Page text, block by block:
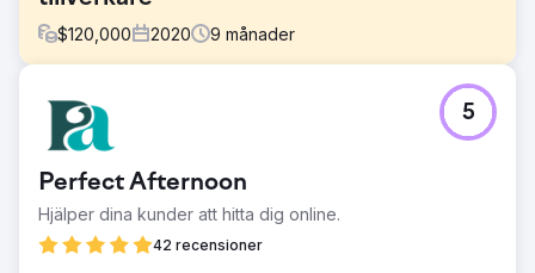
$120,000 2020 9 månader
I början av 2020 kämpade en ikonisk tillverkare av
sportartiklar för att växa sin onlineverksamhet trots år av
användare och 162 318,92 USD i månadsintäkter. Det var
då det samarbetade med oss. Resultaten talar för sig
själva.
Perfect Afternoon
Hjälper dina kunder att hitta dig online.
42 recensioner
5